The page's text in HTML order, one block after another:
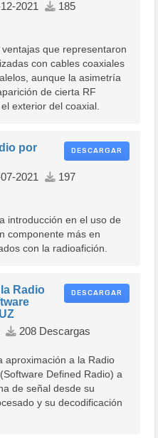
2021
185
que representaron
con cables coaxiales
aunque la asimetría
de cierta RF
exterior del coaxial.
DESCARGAR
por
2021
197
introducción en el uso de
componente más en
con la radioafición.
DESCARGAR
Radio
208 Descargas
aproximación a la Radio
Defined Radio) a
de señal desde su
y su decodificación